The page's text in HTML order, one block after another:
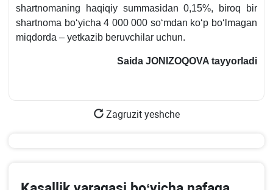
shartnomaning haqiqiy summasidan 0,15%, biroq bir
shartnoma boʻyicha 4 000 000 soʻmdan koʻp boʻlmagan
miqdorda – yetkazib beruvchilar uchun.
Saida JONIZOQOVA tayyorladi
Zagruzit yeshche